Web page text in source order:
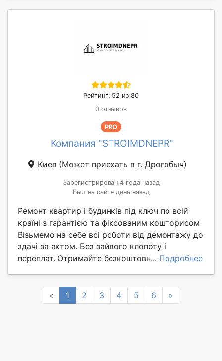
Рейтинг: 52 из 80
0 отзывов
PRO
Компания "STROIMDNEPR"
Киев (Может приехать в г. Дрогобыч)
Зарегистрирован 4 года назад
Был на сайте день назад
Ремонт квартир і будинків під ключ по всій
країні з гарантією та фіксованим кошторисом
Візьмемо на себе всі роботи від демонтажу до
здачі за актом. Без зайвого клопоту і
переплат. Отримайте безкоштовн... Подробнее
« Previous
1 2 3 4 5 6 »